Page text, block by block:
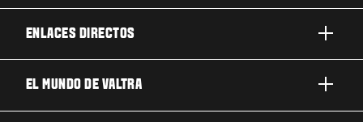
ENLACES DIRECTOS
EL MUNDO DE VALTRA